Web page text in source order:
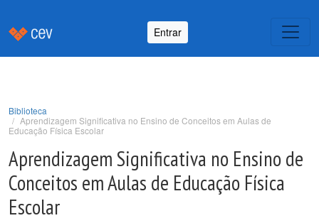
Entrar
Biblioteca
Aprendizagem Significativa no Ensino de Conceitos em Aulas de
Educação Física Escolar
Aprendizagem Significativa no Ensino de
Conceitos em Aulas de Educação Física
Escolar